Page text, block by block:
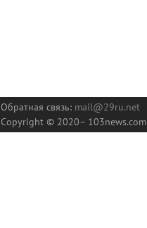
Обратная связь: mail@29ru.net
Copyright © 2020– 103news.com